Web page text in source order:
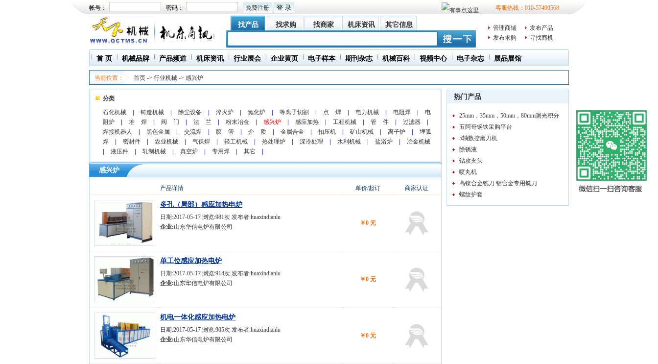
帐号： 密码： 免费注册 客服热线：010-57490568
找产品 找求购 找商家 机床资讯 其它信息 管理商铺
发布产品
发布求购
寻找商机
首 页 机械品牌 产品频道 机床资讯 行业展会 企业黄页 电子样本 期刊杂志 机械百科 视频中心 电子杂志 展品展馆
当前位置： 首页 -> 行业机械 -> 感兴炉
分类
石化机械
铸造机械 除尘设备 淬火炉 氮化炉 等离子切割 点 焊 电力机械 电阻焊
电
阻炉
堆 焊 阀 门 法 兰 粉末冶金 感兴炉 感应加热 工程机械 管 件 过滤器
焊接机器人
黑色金属 交流焊 胶 管 介 质 金属合金 扣压机 矿山机械 离子炉
埋弧
焊
密封件 农业机械 气保焊 轻工机械 热处理炉 深冷处理 水利机械 盐浴炉
冶金机械
液压件 轧制机械 真空炉 专用焊 其它
感兴炉
产品详情 单价/起订 商家认证
多孔（局部）感应加热电炉
日期:2017-05-17 浏览:981次 发布者:huaxindianlu
企业:山东华信电炉有限公司
￥0 元
单工位感应加热电炉
日期:2017-05-17 浏览:914次 发布者:huaxindianlu
企业:山东华信电炉有限公司
￥0 元
机电一体化感应加热电炉
日期:2017-05-17 浏览:905次 发布者:huaxindianlu
企业:山东华信电炉有限公司
￥0 元
热门产品
25mm，35mm，50mm，80mm测光积分
球 光谱分析系统积分球积分球
五阿哥钢铁采购平台
5轴数控磨刀机
除锈液
钻攻夹头
喷丸机
高镍合金铣刀 铝合金专用铣刀
螺纹护套